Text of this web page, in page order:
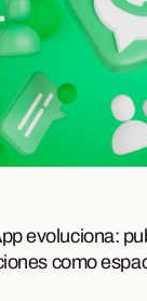
evoluciona:
como